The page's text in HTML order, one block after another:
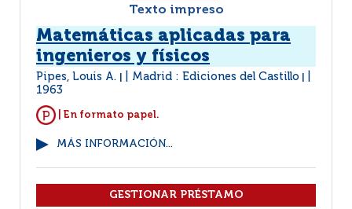
Texto impreso
Matemáticas aplicadas para
ingenieros y físicos
Pipes, Louis A. Madrid : Ediciones del Castillo
1963
| En formato papel.
MÁS INFORMACIÓN...